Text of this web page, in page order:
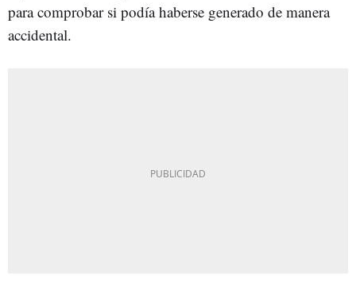
para comprobar si podía haberse generado de manera
accidental.